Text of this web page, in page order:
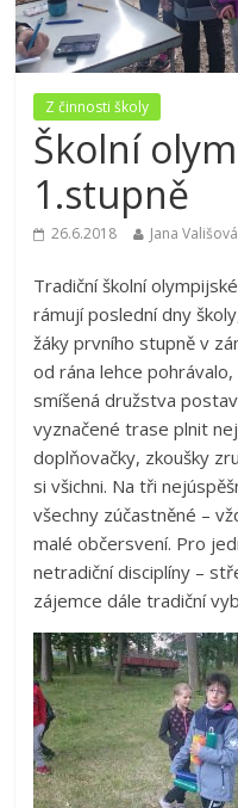
Z činnosti školy
Školní
1.stupně
26.6.2018 Jana Vališová
Tradiční školní
rámují poslední dny
žáky prvního stupně v
od rána lehce
smíšená družstva
vyznačené trase plnit
doplňovačky, zkoušky
si všichni. Na tři
všechny zúčastněné –
malé občersvení. Pro
netradiční disciplíny –
zájemce dále tradiční